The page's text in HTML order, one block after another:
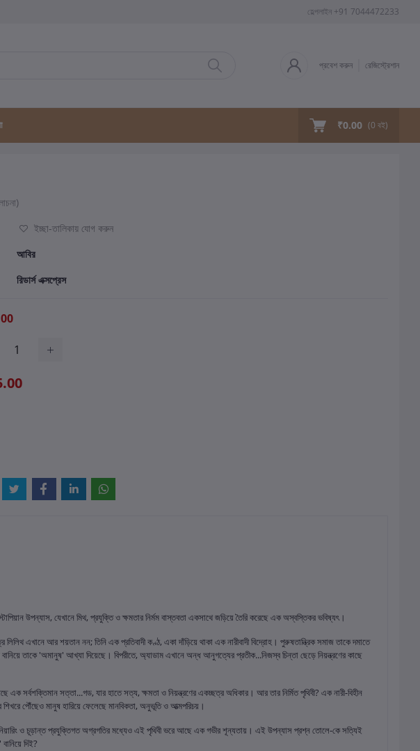
হেল্পলাইন +91 7044472233
প্রবেশ করুন রেজিস্ট্রেশান
₹0.00 (0 বই)
ইচ্ছা-তালিকায় যোগ করুন
আবির
রিডার্স এক্সপ্রেস
উপন্যাস, যেখানে মিথ, প্রযুক্তি ও ক্ষমতার নির্মম বাস্তবতা একসাথে জড়িয়ে তৈরি করেছে এক অস্বস্তিকর ভবিষ্যৎ।
লিলিথ এখানে আর শয়তান নন; তিনি এক প্রতিবাদী কণ্ঠ, একা দাঁড়িয়ে থাকা এক নারীবাদী বিদ্রোহ। পুরুষতান্ত্রিক সমাজ তাকে দমাতে
বানিয়ে তাকে 'অমানুষ' আখ্যা দিয়েছে। বিপরীতে, অ্যাডাম এখানে অন্ধ আনুগত্যের প্রতীক...নিজস্ব চিন্তা ছেড়ে নিয়ন্ত্রণের কাছে
সর্বশক্তিমান সত্তা...গড, যার হাতে সত্য, ক্ষমতা ও নিয়ন্ত্রণের একচ্ছত্র অধিকার। আর তার নির্মিত পৃথিবী? এক নারী-বিহীন
পৌঁছেও মানুষ হারিয়ে ফেলেছে মানবিকতা, অনুভূতি ও আত্মপরিচয়।
ও চূড়ান্ত প্রযুক্তিগত অগ্রগতির মধ্যেও এই পৃথিবী ভরে আছে এক গভীর শূন্যতায়। এই উপন্যাস প্রশ্ন তোলে-কে সত্যিই
দিই?